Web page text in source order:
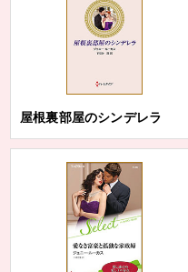
屋根裏部屋のシンデレラ